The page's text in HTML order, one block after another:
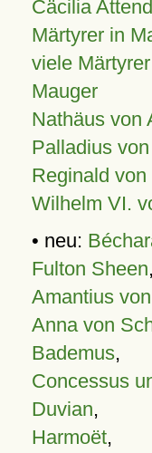
Cäcilia
Märtyrer in
viele
Mauger
Nathäus von
Palladius
Reginald
Wilhelm VI.
• neu:
Fulton Sheen,
Amantius
Anna von
Bademus,
Concessus
Duvian,
Harmoët,